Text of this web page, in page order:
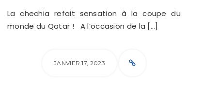
La chechia refait sensation à la coupe du
monde du Qatar ! A l’occasion de la […]
JANVIER 17, 2023